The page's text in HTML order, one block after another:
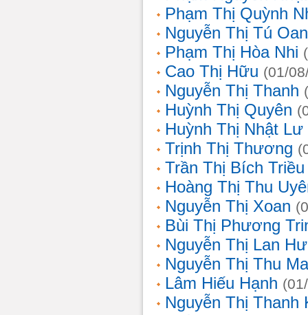
Phạm Thị Quỳnh
Nguyễn Thị Tú
Phạm Thị Hòa Nhi
Cao Thị Hữu (01/
Nguyễn Thị Thanh
Huỳnh Thị Quyên
Huỳnh Thị Nhật Lư
Trịnh Thị Thương
Trần Thị Bích Triều
Hoàng Thị Thu
Nguyễn Thị Xoan
Bùi Thị Phương
Nguyễn Thị Lan
Nguyễn Thị Thu
Lâm Hiếu Hạnh
Nguyễn Thị Thanh